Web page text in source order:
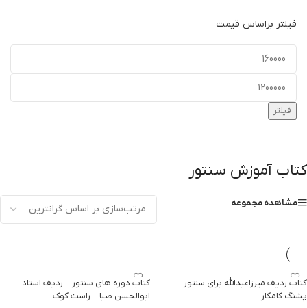
فیلتر براساس قیمت
فیلتر
کتاب آموزش سنتور
مشاهده مجموعه
کتاب ردیف میرزاعبدالله برای سنتور –
پشنگ کامکار
کتاب دوره های سنتور – ردیف استاد
ابوالحسن صبا – راست کوک